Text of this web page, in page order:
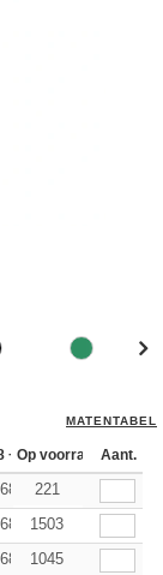
MATENTABEL
+ Meer
Op voorraadAant.
+
221
+
1503
+
1045